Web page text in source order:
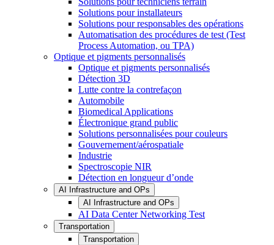
Solutions pour installateurs
Solutions pour responsables des opérations
Automatisation des procédures de test (Test
Process Automation, ou TPA)
Optique et pigments personnalisés
Optique et pigments personnalisés
Détection 3D
Lutte contre la contrefaçon
Automobile
Biomedical Applications
Électronique grand public
Solutions personnalisées pour couleurs
Gouvernement/aérospatiale
Industrie
Spectroscopie NIR
Détection en longueur d’onde
AI Infrastructure and OPs
AI Infrastructure and OPs
AI Data Center Networking Test
Transportation
Transportation